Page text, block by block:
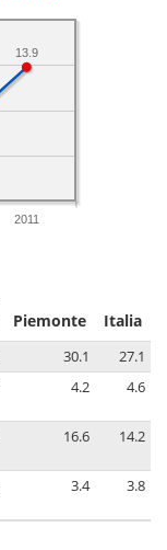
2011
13.9
Piemonte Italia
30.1
27.1
4.2 4.6
16.6 14.2
3.4 3.8